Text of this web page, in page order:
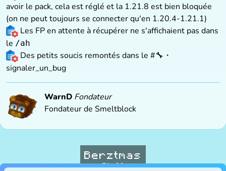
avoir le pack, cela est réglé et la 1.21.8 est bien bloquée
(on ne peut toujours se connecter qu'en 1.20.4-1.21.1)
Les FP en attente à récupérer ne s'affichaient pas dans
le /ah
Des petits soucis remontés dans le #🔧・
signaler_un_bug
WarnD Fondateur
Fondateur de Smeltblock
Berztmas
Staff